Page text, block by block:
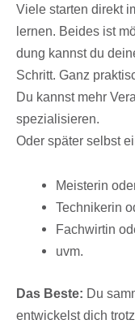
Viele star­ten direkt
lernen. Beides ist
dung kannst du
Schritt. Ganz
Du kannst mehr
spezialisieren.
Oder später selbst
Meis­te­rin
Tech­ni­ke­rin
Fach­wir­tin
uvm.
Das Beste: Du
entwi­ckelst dich